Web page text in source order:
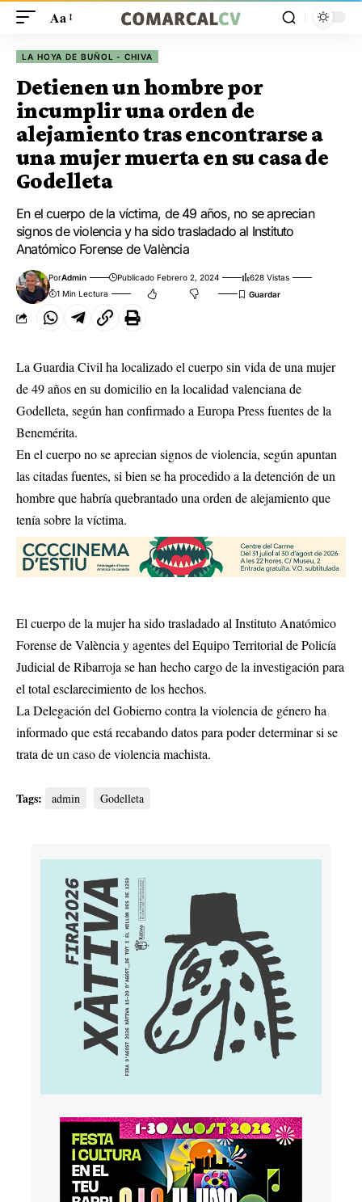
Aa
LA HOYA DE BUÑOL - CHIVA
Detienen un hombre por
incumplir una orden de
alejamiento tras encontrarse a
una mujer muerta en su casa de
Godelleta
En el cuerpo de la víctima, de 49 años, no se aprecian
signos de violencia y ha sido trasladado al Instituto
Anatómico Forense de València
PorAdmin Publicado Febrero 2, 2024
628 Vistas
1 Min Lectura
La Guardia Civil ha localizado el cuerpo sin vida de una mujer
de 49 años en su domicilio en la localidad valenciana de
Godelleta, según han confirmado a Europa Press fuentes de la
Benemérita.
En el cuerpo no se aprecian signos de violencia, según apuntan
las citadas fuentes, si bien se ha procedido a la detención de un
hombre que habría quebrantado una orden de alejamiento que
tenía sobre la víctima.
El cuerpo de la mujer ha sido trasladado al Instituto Anatómico
Forense de València y agentes del Equipo Territorial de Policía
Judicial de Ribarroja se han hecho cargo de la investigación para
el total esclarecimiento de los hechos.
La Delegación del Gobierno contra la violencia de género ha
informado que está recabando datos para poder determinar si se
trata de un caso de violencia machista.
Tags: admin Godelleta